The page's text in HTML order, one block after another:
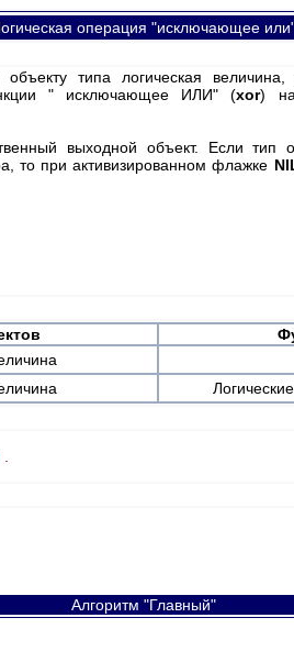
операция "исключающее
типа логическая величина,
" исключающее ИЛИ" (xor)
выходной объект. Если тип
то при активизированном флажке
Алгоритм "Главный"